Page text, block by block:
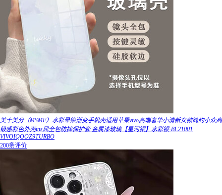
美十美分（MSMF）水彩晕染渐变手机壳适用苹果vivo高端奢华小清新女款简约小众高
级感彩色外壳ins风全包防摔保护套 金属漆玻璃【星河银】水彩银-BL21001
VIVOIQOOZ9TURBO
200条评价